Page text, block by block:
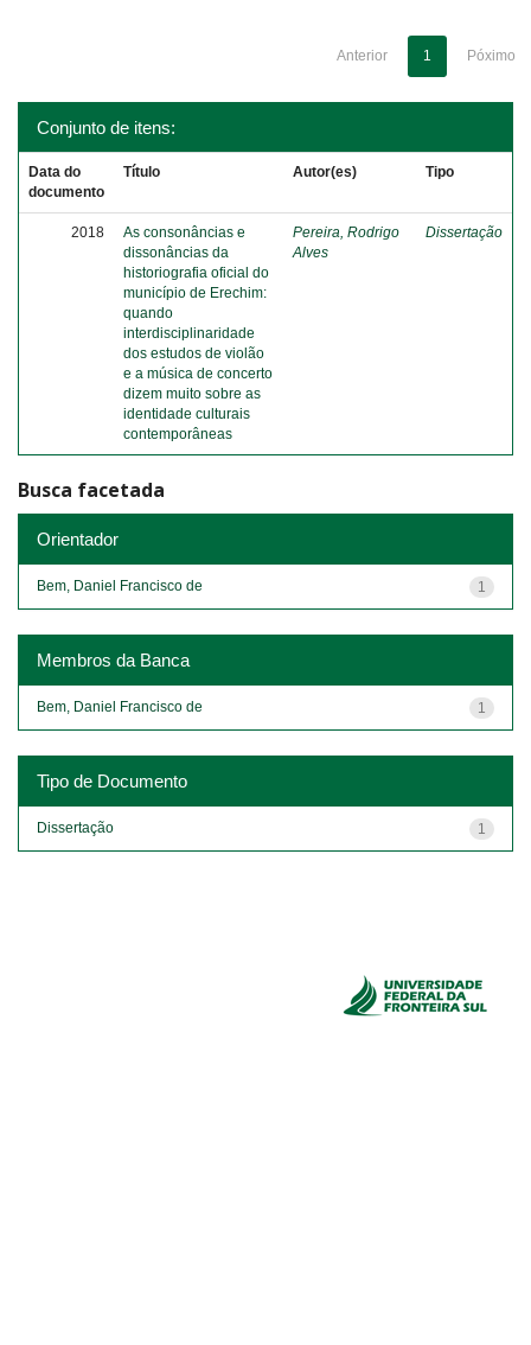
Anterior 1 Póximo
Conjunto de itens:
Data do
documento
Título Autor(es) Tipo
2018
As consonâncias e
dissonâncias da
historiografia oficial do
município de Erechim:
quando
interdisciplinaridade
dos estudos de violão
e a música de concerto
dizem muito sobre as
identidade culturais
contemporâneas
Pereira, Rodrigo
Alves
Dissertação
Busca facetada
Orientador
1
Bem, Daniel Francisco de
Membros da Banca
1
Bem, Daniel Francisco de
Tipo de Documento
1
Dissertação